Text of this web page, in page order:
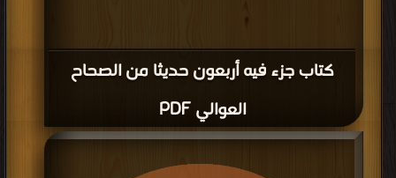
كتاب جزء فيه أربعون حديثا من الصحاح
العوالي PDF